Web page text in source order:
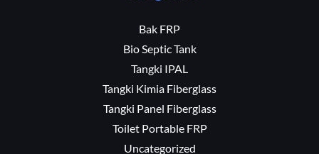
Bak FRP
Bio Septic Tank
Tangki IPAL
Tangki Kimia Fiberglass
Tangki Panel Fiberglass
Toilet Portable FRP
Uncategorized